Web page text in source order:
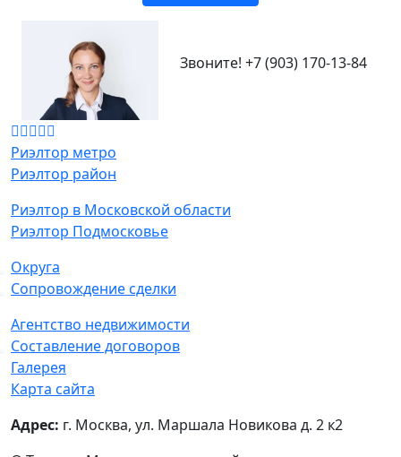
Звоните! +7 (903) 170-13-84
Риэлтор метро
Риэлтор район
Риэлтор в Московской области
Риэлтор Подмосковье
Округа
Сопровождение сделки
Агентство недвижимости
Составление договоров
Галерея
Карта сайта
Адрес: г. Москва, ул. Маршала Новикова д. 2 к2